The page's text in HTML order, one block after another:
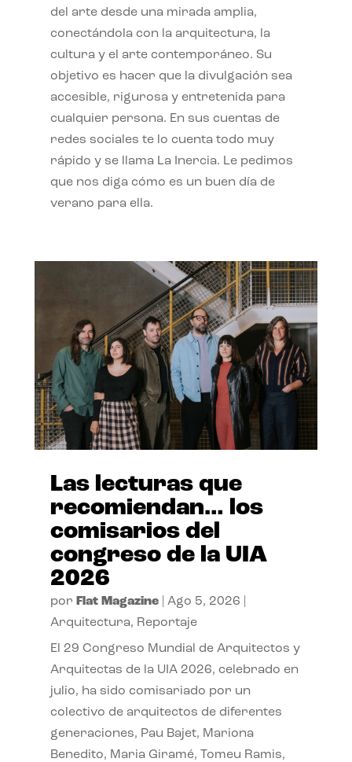
del arte desde una mirada amplia,
conectándola con la arquitectura, la
cultura y el arte contemporáneo. Su
objetivo es hacer que la divulgación sea
accesible, rigurosa y entretenida para
cualquier persona. En sus cuentas de
redes sociales te lo cuenta todo muy
rápido y se llama La Inercia. Le pedimos
que nos diga cómo es un buen día de
verano para ella.
Las lecturas que
recomiendan… los
comisarios del
congreso de la UIA
2026
por Flat Magazine| Ago 5, 2026
Arquitectura, Reportaje
El 29 Congreso Mundial de Arquitectos y
Arquitectas de la UIA 2026, celebrado en
julio, ha sido comisariado por un
colectivo de arquitectos de diferentes
generaciones, Pau Bajet, Mariona
Benedito, Maria Giramé, Tomeu Ramis,